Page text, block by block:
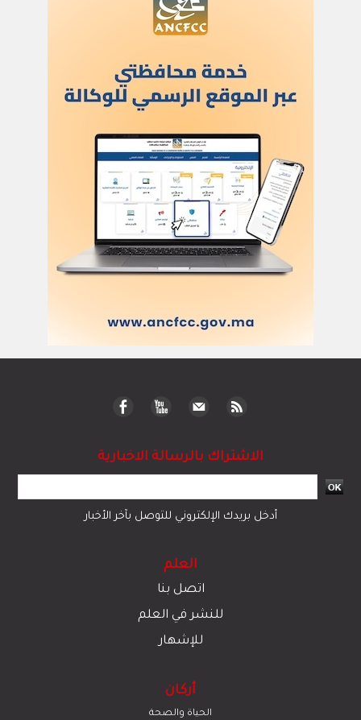
الاشتراك بالرسالة الاخبارية
أدخل بريدك الإلكتروني للتوصل بآخر الأخبار
العلم
اتصل بنا
للنشر في العلم
للإشهار
أركان
الحياة والصحة